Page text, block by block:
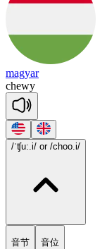
magyar
chewy
/ˈʧu:.i/ or /choo.i/
音节 音位